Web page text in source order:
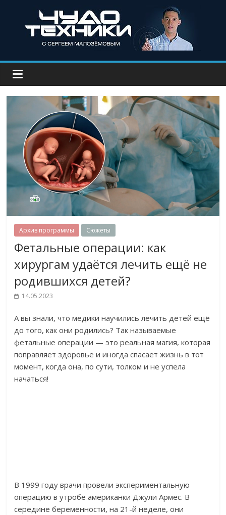
Архив программы Сюжеты
Фетальные операции: как
хирургам удаётся лечить ещё не
родившихся детей?
14.05.2023
А вы знали, что медики научились лечить детей ещё
до того, как они родились? Так называемые
фетальные операции — это реальная магия, которая
поправляет здоровье и иногда спасает жизнь в тот
момент, когда она, по сути, толком и не успела
начаться!
В 1999 году врачи провели экспериментальную
операцию в утробе американки Джули Армес. В
середине беременности, на 21-й неделе, они